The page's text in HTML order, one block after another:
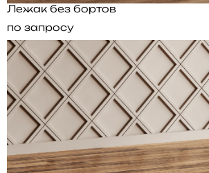
Лежак без бортов
по запросу